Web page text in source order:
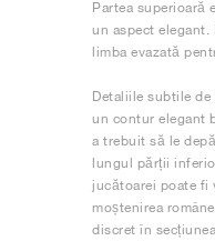
Partea superioară
un aspect
limba evazată
Detaliile subtile
un contur elegant
a trebuit să le
lungul părții
jucătoarei poate fi
moștenirea
discret în